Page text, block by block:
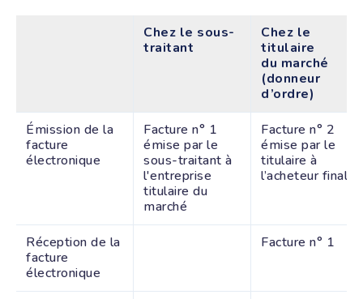
Chez le sous-
traitant
Chez le
titulaire
du marché
(donneur
d’ordre)
Émission de la
facture
électronique
Facture n° 1
émise par le
sous-traitant à
l'entreprise
titulaire du
marché
Facture n° 2
émise par le
titulaire à
l’acheteur final
Réception de la
facture
électronique
Facture n° 1